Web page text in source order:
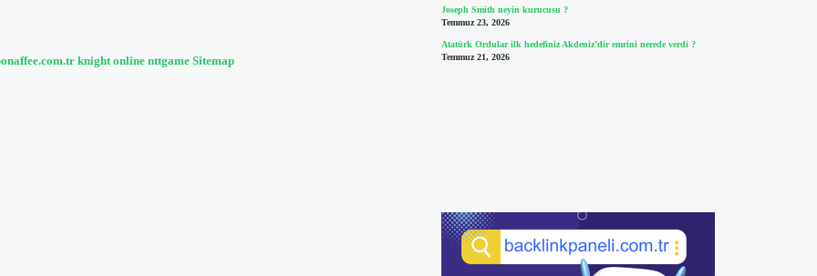
knight online nttgame Sitemap
Joseph Smith neyin kurucusu ?
Temmuz 23, 2026
Atatürk Ordular ilk hedefiniz Akdeniz’dir emrini nerede verdi ?
Temmuz 21, 2026